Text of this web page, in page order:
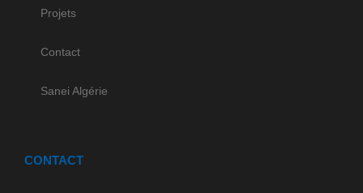
Projets
Contact
Sanei Algérie
CONTACT